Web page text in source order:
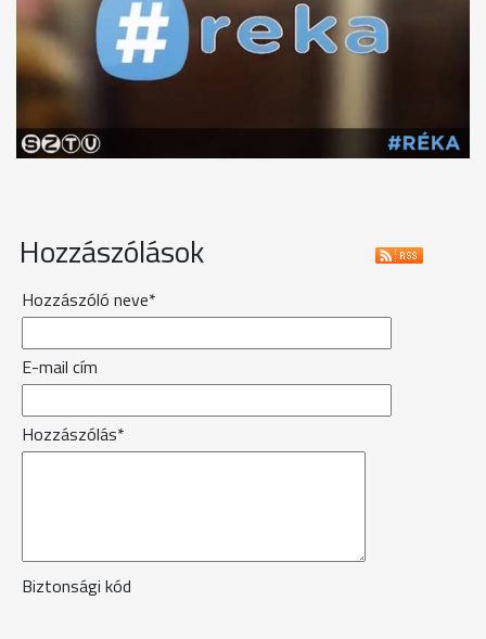
Hozzászólások
Hozzászóló neve*
E-mail cím
Hozzászólás*
Biztonsági kód